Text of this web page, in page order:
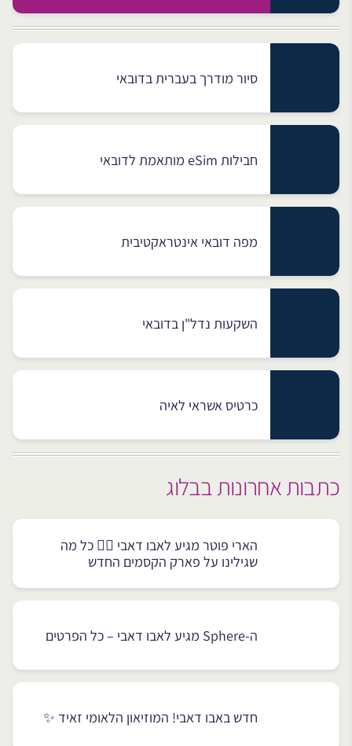
סיור מודרך בעברית בדובאי
חבילות eSim מותאמת לדובאי
מפה דובאי אינטראקטיבית
השקעות נדל"ן בדובאי
כרטיס אשראי לאיה
כתבות אחרונות בבלוג
הארי פוטר מגיע לאבו דאבי 🧙‍♂️ כל מה
שגילינו על פארק הקסמים החדש
ה-Sphere מגיע לאבו דאבי – כל הפרטים
חדש באבו דאבי! המוזיאון הלאומי זאיד ✨